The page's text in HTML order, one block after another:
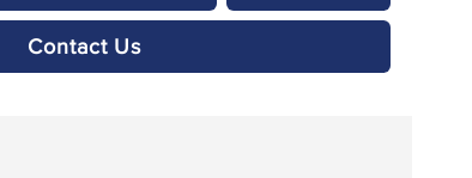
Contact Us